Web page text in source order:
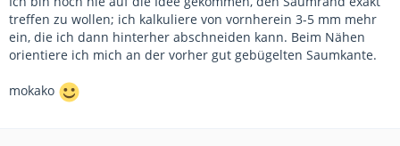
treffen zu wollen; ich kalkuliere von vornherein 3-5 mm mehr
ein, die ich dann hinterher abschneiden kann. Beim Nähen
orientiere ich mich an der vorher gut gebügelten Saumkante.
mokako